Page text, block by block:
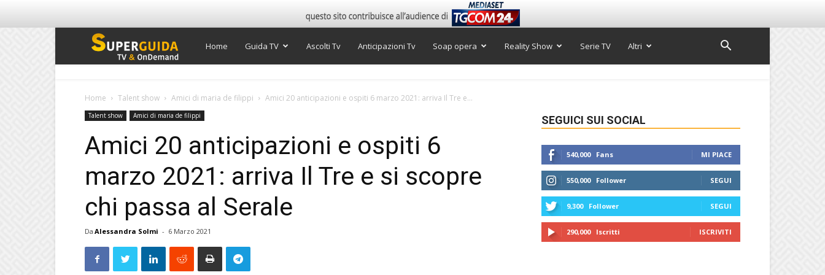
Super
TV
Home Guida TV Ascolti Tv Anticipazioni Tv Soap opera Reality Show Serie TV Altri
Home Talent show Amici di maria de filippi Amici 20 anticipazioni e ospiti 6 marzo 2021: arriva Il Tre e...
Talent show Amici di maria de filippi
Amici 20 anticipazioni e ospiti 6
marzo 2021: arriva Il Tre e si scopre
chi passa al Serale
Da Alessandra Solmi - 6 Marzo 2021
SEGUICI SUI SOCIAL
540,000 Fans MI PIACE
550,000 Follower SEGUI
9,300 Follower SEGUI
290,000 Iscritti ISCRIVITI